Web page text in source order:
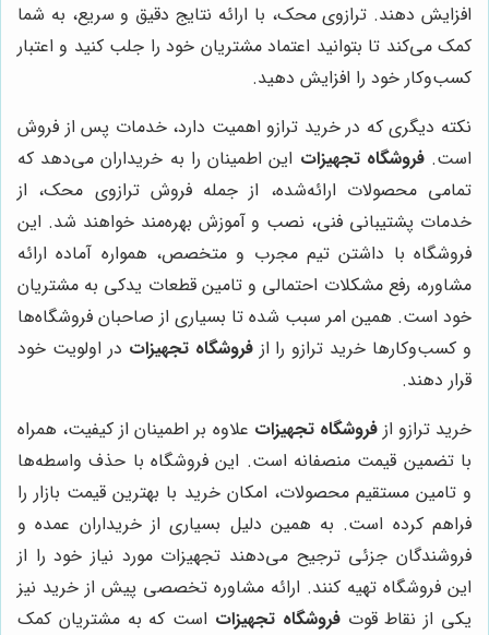
افزایش دهند. ترازوی محک، با ارائه نتایج دقیق و سریع، به شما
کمک می‌کند تا بتوانید اعتماد مشتریان خود را جلب کنید و اعتبار
کسب‌وکار خود را افزایش دهید.
نکته دیگری که در خرید ترازو اهمیت دارد، خدمات پس از فروش
است.فروشگاه تجهیزات این اطمینان را به خریداران می‌دهد که
تمامی محصولات ارائه‌شده، از جمله فروش ترازوی محک، از
خدمات پشتیبانی فنی، نصب و آموزش بهره‌مند خواهند شد. این
فروشگاه با داشتن تیم مجرب و متخصص، همواره آماده ارائه
مشاوره، رفع مشکلات احتمالی و تامین قطعات یدکی به مشتریان
خود است. همین امر سبب شده تا بسیاری از صاحبان فروشگاه‌ها
و کسب‌وکارها خرید ترازو را ازفروشگاه تجهیزات در اولویت خود
قرار دهند.
خرید ترازو ازفروشگاه تجهیزات علاوه بر اطمینان از کیفیت، همراه
با تضمین قیمت منصفانه است. این فروشگاه با حذف واسطه‌ها
و تامین مستقیم محصولات، امکان خرید با بهترین قیمت بازار را
فراهم کرده است. به همین دلیل بسیاری از خریداران عمده و
فروشندگان جزئی ترجیح می‌دهند تجهیزات مورد نیاز خود را از
این فروشگاه تهیه کنند. ارائه مشاوره تخصصی پیش از خرید نیز
یکی از نقاط قوتفروشگاه تجهیزات است که به مشتریان کمک